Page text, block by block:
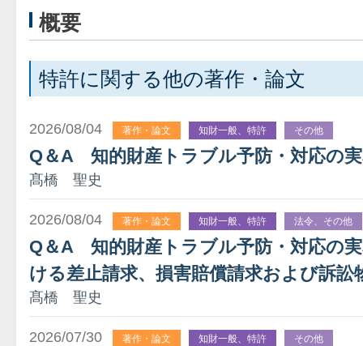
概要
特許に関する他の著作・論文
2026/08/04 著作・論文 知財一般、特許 その他
Q＆A 知的財産トラブル予防・対応の
髙橋 聖史
2026/08/04 著作・論文 知財一般、特許 法令、その他
Q＆A 知的財産トラブル予防・対応の
ける差止請求、損害賠償請求および訴訟
髙橋 聖史
2026/07/30 著作・論文 知財一般、特許 その他